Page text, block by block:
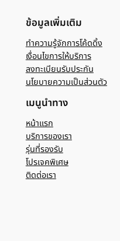
ข้อมูลเพิ่มเติม
ทำความรู้จักการโค้ดดิ้ง
เงื่อนไขการให้บริการ
ลงทะเบียนรับประกัน
นโยบายความเป็นส่วนตัว
เมนูนำทาง
หน้าแรก
บริการของเรา
รุ่นที่รองรับ
โปรเจคพิเศษ
ติดต่อเรา